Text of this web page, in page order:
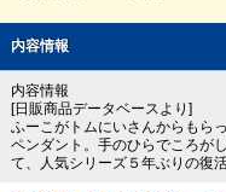
内容情報
内容情報
[日販商品データベースより]
ふーこがトムにいさんからもら
ペンダント。手のひらでころが
て、人気シリーズ５年ぶりの復活